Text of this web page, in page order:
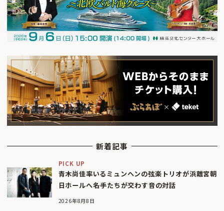
新着記事
PICK UP
青木尚佳率いるミュンヘンの弦楽トリオが浜離宮朝
日ホールへ――名手たちが交わす音の対話
2026年8月8日